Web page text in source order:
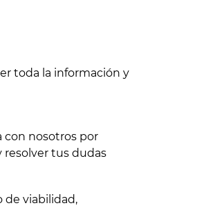
toda la información y
con nosotros por
resolver tus dudas
de viabilidad,